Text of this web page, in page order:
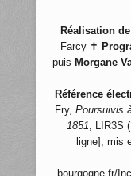
Réalisation
Farcy ✝
puis Morgane
Référence
Fry, Poursuivis
1851, LIR3S
ligne], mis
bourgogne.fr/